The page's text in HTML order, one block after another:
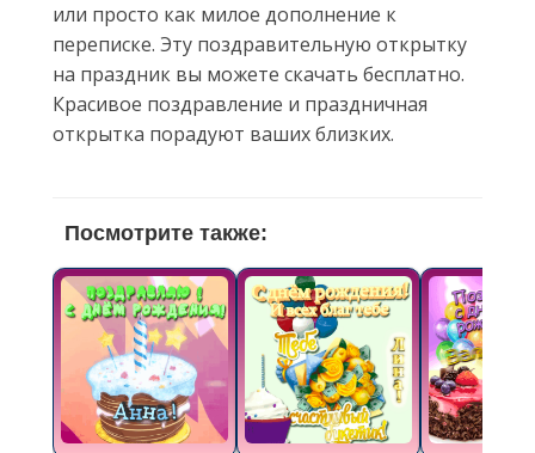
или просто как милое дополнение к
переписке. Эту поздравительную открытку
на праздник вы можете скачать бесплатно.
Красивое поздравление и праздничная
открытка порадуют ваших близких.
Посмотрите также: